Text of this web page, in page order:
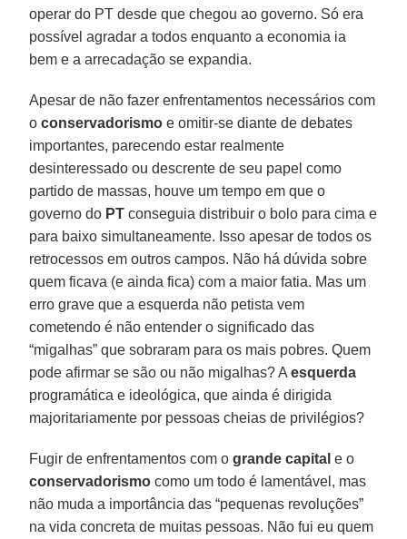
operar do PT desde que chegou ao governo. Só era
possível agradar a todos enquanto a economia ia
bem e a arrecadação se expandia.
Apesar de não fazer enfrentamentos necessários com
oconservadorismo e omitir-se diante de debates
importantes, parecendo estar realmente
desinteressado ou descrente de seu papel como
partido de massas, houve um tempo em que o
governo do PT conseguia distribuir o bolo para cima e
para baixo simultaneamente. Isso apesar de todos os
retrocessos em outros campos. Não há dúvida sobre
quem ficava (e ainda fica) com a maior fatia. Mas um
erro grave que a esquerda não petista vem
cometendo é não entender o significado das
“migalhas” que sobraram para os mais pobres. Quem
pode afirmar se são ou não migalhas? Aesquerda
programática e ideológica, que ainda é dirigida
majoritariamente por pessoas cheias de privilégios?
Fugir de enfrentamentos com ogrande capital e o
conservadorismo como um todo é lamentável, mas
não muda a importância das “pequenas revoluções”
na vida concreta de muitas pessoas. Não fui eu quem